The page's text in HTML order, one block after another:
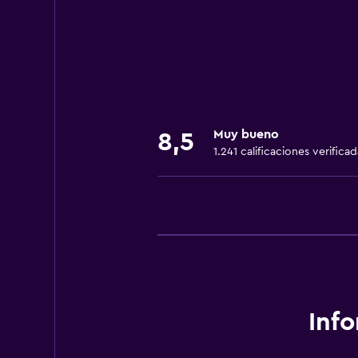
Instalaciones para reuniones
8,5 Muy bueno
1.241 calificaciones